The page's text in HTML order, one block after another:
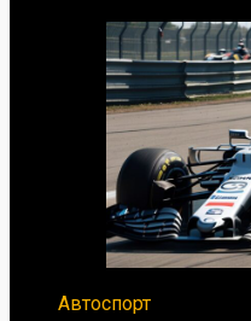
Автоспорт